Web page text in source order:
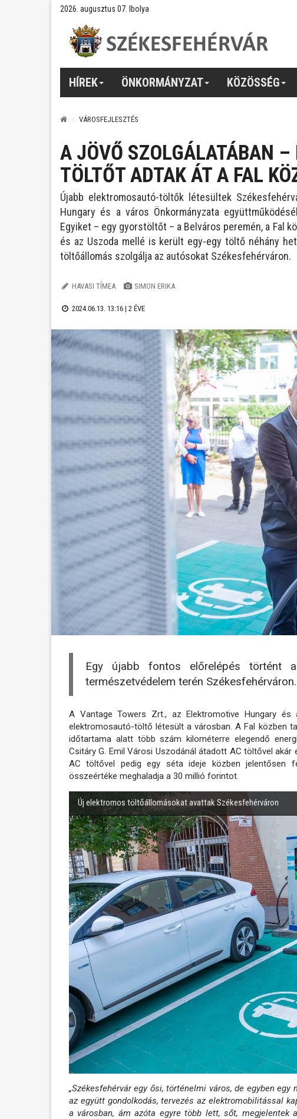
2026. augusztus 07. Ibolya
HÍREK ÖNKORMÁNYZAT KÖZÖSSÉG
VÁROSFEJLESZTÉS
A JÖVŐ SZOLGÁLATÁBAN –
TÖLTŐT ADTAK ÁT A FAL
Újabb elektromosautó-töltők létesültek
Hungary és a város Önkormányzata
Egyiket – egy gyorstöltőt – a Belváros peremén, a Fal
és az Uszoda mellé is került egy-egy töltő néhány
töltőállomás szolgálja az autósokat Székesfehérváron.
HAVASI TÍMEA SIMON ERIKA
2024.06.13. 13:16 | 2 ÉVE
Egy újabb fontos előrelépés történt
természetvédelem terén Székesfehérváron.
A Vantage Towers Zrt., az Elektromotive Hungary és
elektromosautó-töltő létesült a városban. A Fal közben
időtartama alatt több szám kilométerre elegendő
Csitáry G. Emil Városi Uszodánál átadott AC töltővel
AC töltővel pedig egy séta ideje közben jelentősen
összeértéke meghaladja a 30 millió forintot.
Új elektromos töltőállomásokat avattak Székesfehérváron
„Székesfehérvár egy ősi, történelmi város, de egyben
az együtt gondolkodás, tervezés az elektromobilitással
a városban, ám azóta egyre több lett, sőt,